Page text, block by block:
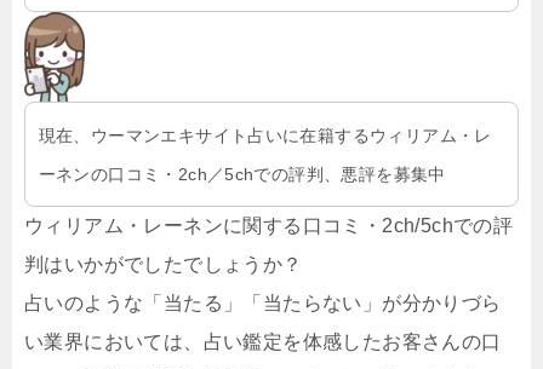
現在、ウーマンエキサイト占いに在籍するウィリアム・レ
ーネンの口コミ・2ch／5chでの評判、悪評を募集中
ウィリアム・レーネンに関する口コミ・2ch/5chでの評
判はいかがでしたでしょうか？
占いのような「当たる」「当たらない」が分かりづら
い業界においては、占い鑑定を体感したお客さんの口